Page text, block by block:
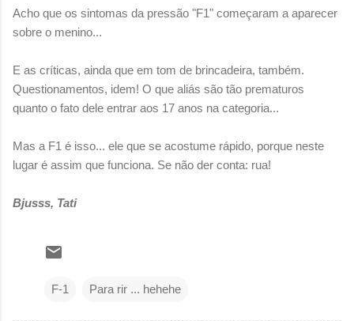
Acho que os sintomas da pressão "F1" começaram a aparecer
sobre o menino...
E as críticas, ainda que em tom de brincadeira, também.
Questionamentos, idem! O que aliás são tão prematuros
quanto o fato dele entrar aos 17 anos na categoria...
Mas a F1 é isso... ele que se acostume rápido, porque neste
lugar é assim que funciona. Se não der conta: rua!
Bjusss, Tati
F-1 Para rir ... hehehe